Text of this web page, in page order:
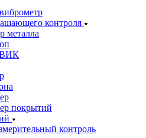
контроля
металла
ВИК
покрытий
контроль